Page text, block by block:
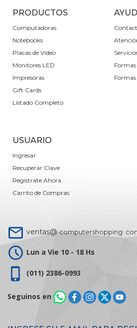
PRODUCTOS
Computadoras
Notebooks
Placas de Video
Monitores LED
Impresoras
Gift Cards
Listado Completo
USUARIO
Ingresar
Recuperar Clave
Registrate Ahora
Carrito de Compras
ventas@computershopping
Lun a Vie 10 - 18 Hs
(011) 2386-0993
Seguinos en